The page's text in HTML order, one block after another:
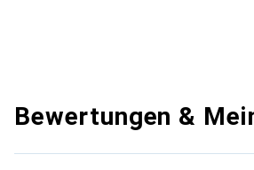
Bewertungen &